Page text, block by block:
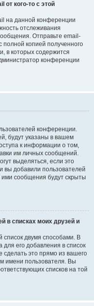
от кого-то с этой
на данной конференции
отслеживания
Отправьте email-
копией полученного
в которых содержится
конференции
конференции.
будут указаны в вашем
к информации о том,
им личных сообщений.
выделяться, если это
вы добавили пользователей
сообщения будут скрыты
в списках моих друзей и
список двумя способами. В
для его добавления в список
сделать это прямо из вашего
имени пользователя. Вы
списков на той